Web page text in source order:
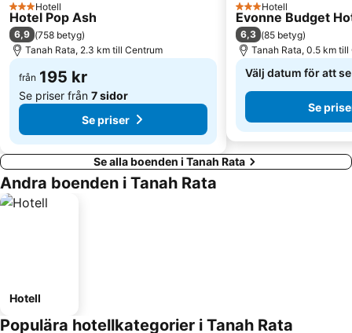
3 Stjärnor
Hotell
Hotel Pop Ash
6,9 (758 betyg)
Tanah Rata, 2.3 km till Centrum
från 195 kr
Se priser från 7 sidor
Se priser
3 Stjärnor
Hotell
Evonne Budget
6,3 (85 betyg)
Tanah Rata, 0.5 km till
Välj datum för att
Se
Se alla boenden i Tanah Rata
Andra boenden i Tanah Rata
Hotell
Populära hotellkategorier i Tanah Rata